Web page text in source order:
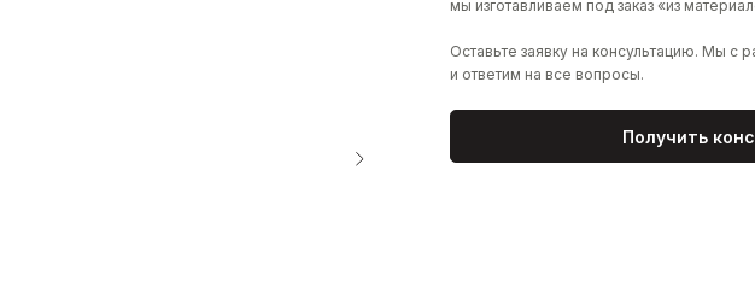
мы изготавливаем под заказ «из
Оставьте заявку на консультацию. Мы
и ответим на все вопросы.
Получить